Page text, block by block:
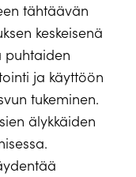
tähtäävän
keskeisenä
puhtaiden
ja käyttöön
tukeminen.
älykkäiden